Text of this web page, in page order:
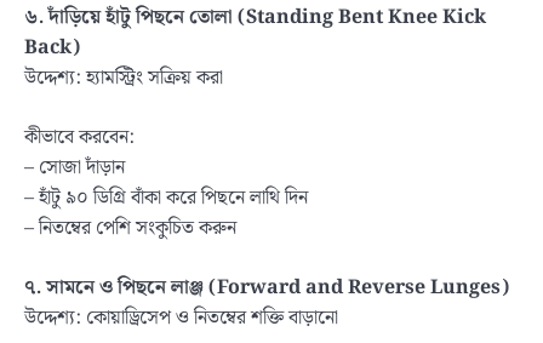
৬. দাঁড়িয়ে হাঁটু পিছনে তোলা (Standing Bent Knee Kick
Back)
উদ্দেশ্য: হ্যামস্ট্রিং সক্রিয় করা
কীভাবে করবেন:
– সোজা দাঁড়ান
– হাঁটু ৯০ ডিগ্রি বাঁকা করে পিছনে লাথি দিন
– নিতম্বের পেশি সংকুচিত করুন
৭. সামনে ও পিছনে লাঞ্জ (Forward and Reverse Lunges)
উদ্দেশ্য: কোয়াড্রিসেপ ও নিতম্বের শক্তি বাড়ানো